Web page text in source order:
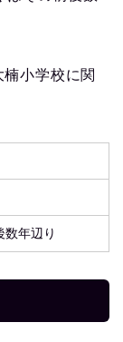
小学校に関
数年辺り